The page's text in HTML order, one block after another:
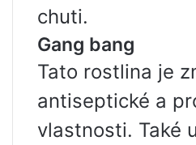
chuti.
Gang bang
Tato rostlina je
antiseptické a
vlastnosti. Také